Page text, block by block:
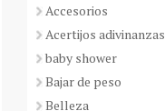
Accesorios
Acertijos adivinanzas
baby shower
Bajar de peso
Belleza